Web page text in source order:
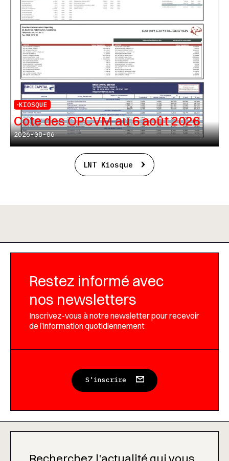
KIOSQUE
Cote des OPCVM au 6 août 2026
2026-08-06
LNT Kiosque
Restez informé avec
nos newsletters
Inscrivez-vous à notre newsletter pour recevoir
de l’information quotidiennement
S'inscrire